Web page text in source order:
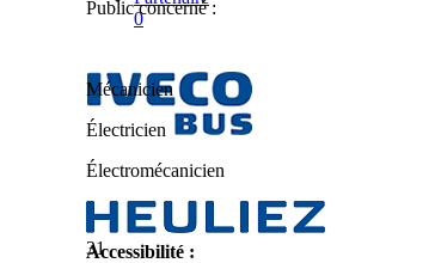
0
31
Public concerné :
Mécanicien
Électricien
Électromécanicien
Accessibilité :